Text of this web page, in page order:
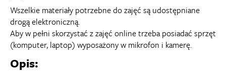
Wszelkie materiały potrzebne do zajęć są udostępniane
drogą elektroniczną.
Aby w pełni skorzystać z zajęć online trzeba posiadać sprzęt
(komputer, laptop) wyposażony w mikrofon i kamerę.
Opis: